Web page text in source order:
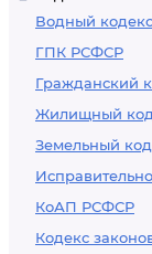
Водный
ГПК РСФСР
Гражданский
Жилищный
Земельный
КоАП РСФСР
Кодекс